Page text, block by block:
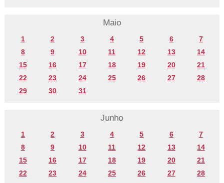
Maio
1 2 3 4 5 6
7
8
9 10 11 12 13
14
15
16 17 18 19 20
21
22
23 24 25 26 27
28
29
30 31
Junho
1 2 3 4 5 6
7
8
9 10 11 12 13
14
15
16 17 18 19 20
21
22
23 24 25 26 27
28